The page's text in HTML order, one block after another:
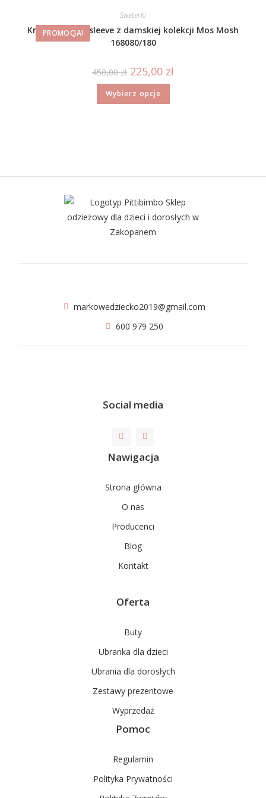
PROMOCJA!
Sweterki
Kremowy long sleeve z damskiej kolekcji Mos Mosh
168080/180
450,00zł 225,00 zł
Wybierz opcje
markowedziecko2019@gmail.com
600 979 250
Social media
Nawigacja
Strona główna
O nas
Producenci
Blog
Kontakt
Oferta
Buty
Ubranka dla dzieci
Ubrania dla dorosłych
Zestawy prezentowe
Wyprzedaż
Pomoc
Regulamin
Polityka Prywatności